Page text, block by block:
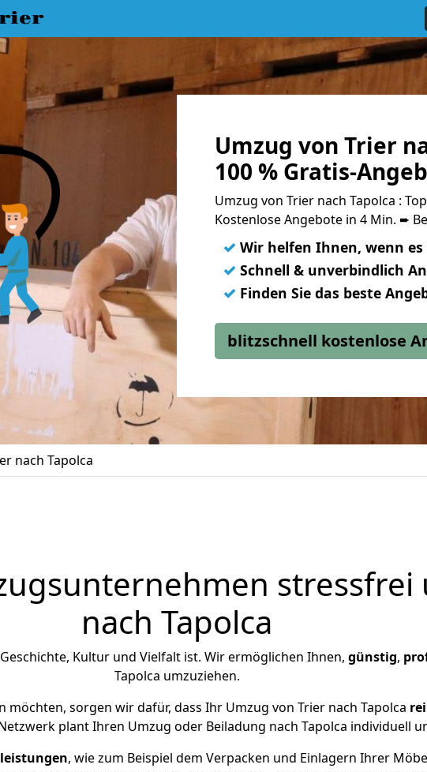
Umzug von Trier
100 % Gratis-
Umzug von Trier nach Tapolca :
Kostenlose Angebote in 4 Min. ➨
✓ Wir helfen Ihnen, wenn
✓ Schnell & unverbindlich
✓ Finden Sie das beste
blitzschnell kostenlose
nach Tapolca
stressfrei
nach Tapolca
Kultur und Vielfalt ist. Wir ermöglichen Ihnen, günstig,
Tapolca umzuziehen.
möchten, sorgen wir dafür, dass Ihr Umzug von Trier nach Tapolca
plant Ihren Umzug oder Beiladung nach Tapolca individuell
, wie zum Beispiel dem Verpacken und Einlagern Ihrer